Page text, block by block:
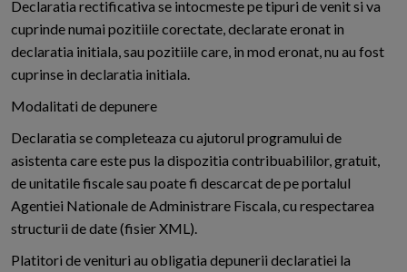
Declaratia rectificativa se intocmeste pe tipuri de venit si va
cuprinde numai pozitiile corectate, declarate eronat in
declaratia initiala, sau pozitiile care, in mod eronat, nu au fost
cuprinse in declaratia initiala.
Modalitati de depunere
Declaratia se completeaza cu ajutorul programului de
asistenta care este pus la dispozitia contribuabililor, gratuit,
de unitatile fiscale sau poate fi descarcat de pe portalul
Agentiei Nationale de Administrare Fiscala, cu respectarea
structurii de date (fisier XML).
Platitori de venituri au obligatia depunerii declaratiei la